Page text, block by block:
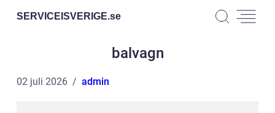
SERVICEISVERIGE.se
balvagn
02 juli 2026 admin